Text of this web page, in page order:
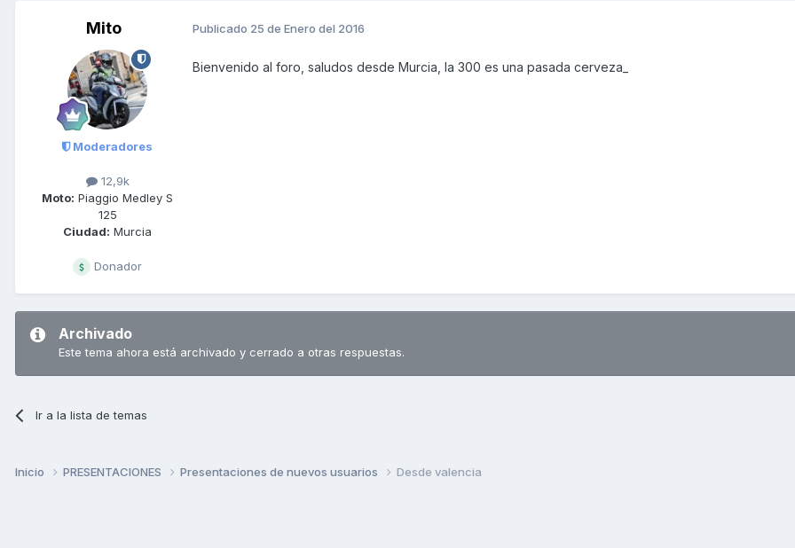
Mito
Moderadores
12,9k
Moto: Piaggio Medley S
125
Ciudad: Murcia
Donador
Publicado 25 de Enero del 2016
Bienvenido al foro, saludos desde Murcia, la 300 es una pasada cerveza_
Archivado
Este tema ahora está archivado y cerrado a otras respuestas.
Ir a la lista de temas
Inicio PRESENTACIONES Presentaciones de nuevos usuarios Desde valencia